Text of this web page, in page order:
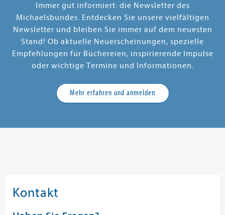
Immer gut informiert: die Newsletter des
Michaelsbundes. Entdecken Sie unsere vielfältigen
Newsletter und bleiben Sie immer auf dem neuesten
Stand! Ob aktuelle Neuerscheinungen, spezielle
Empfehlungen für Büchereien, inspirierende Impulse
oder wichtige Termine und Informationen.
Mehr erfahren und anmelden
Kontakt